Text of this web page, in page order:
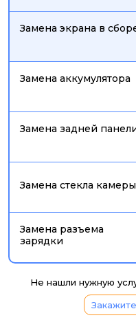
Замена экрана в
Замена аккумулятора
Замена задней
Замена стекла камеры
Замена разъема
зарядки
Не нашли нужную